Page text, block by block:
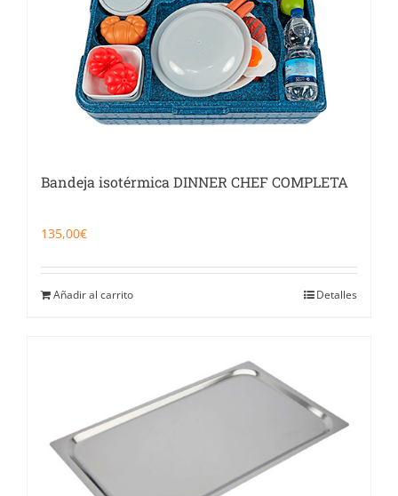
Bandeja isotérmica DINNER CHEF COMPLETA
135,00€
Añadir al carrito Detalles